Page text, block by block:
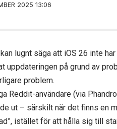
2025 13:06
lugnt säga att iOS 26 inte
uppdateringen på grund av
problem.
Reddit-användare (via
ut – särskilt när det finns en
istället för att hålla sig till